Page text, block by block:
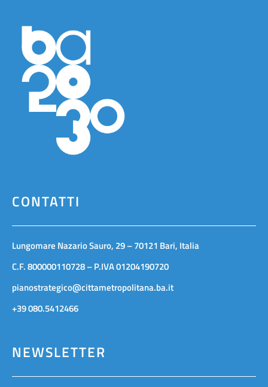
CONTATTI
Lungomare Nazario Sauro, 29 – 70121 Bari, Italia
C.F. 800000110728 – P.IVA 01204190720
pianostrategico@cittametropolitana.ba.it
+39 080.5412466
NEWSLETTER